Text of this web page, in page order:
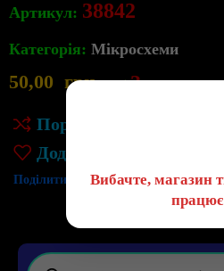
Артикул: 38842
Категорія: Мікросхеми
50,00 грн 3
Порівняння
Додати до списку
Поділитись:
Вибачте, магазин